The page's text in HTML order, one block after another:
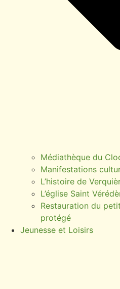
Médiathèque du
Manifestations
L’histoire de
L’église Saint
Restauration du
protégé
Jeunesse et Loisirs